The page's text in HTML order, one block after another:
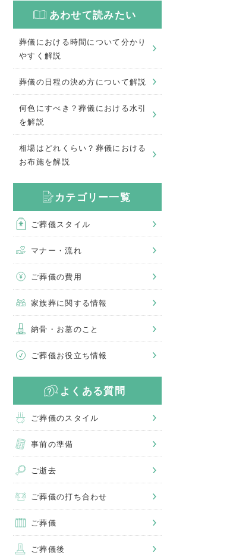
あわせて読みたい
葬儀における時間について分かり
やすく解説
葬儀の日程の決め方について解説
何色にすべき？葬儀における水引
を解説
相場はどれくらい？葬儀における
お布施を解説
カテゴリー一覧
ご葬儀スタイル
マナー・流れ
ご葬儀の費用
家族葬に関する情報
納骨・お墓のこと
ご葬儀お役立ち情報
よくある質問
ご葬儀のスタイル
事前の準備
ご逝去
ご葬儀の打ち合わせ
ご葬儀
ご葬儀後